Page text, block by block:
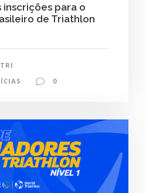
inscrições para o
de Triathlon
0